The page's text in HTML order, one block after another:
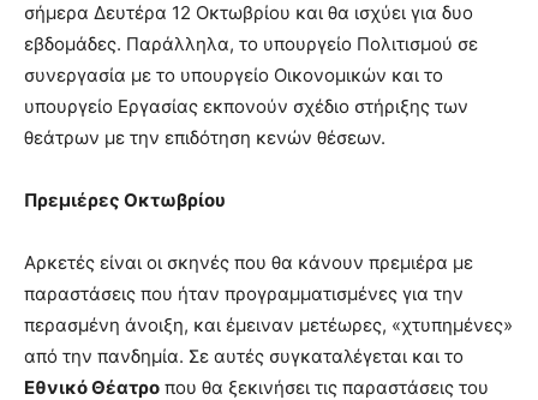
σήμερα Δευτέρα 12 Οκτωβρίου και θα ισχύει για δυο
εβδομάδες. Παράλληλα, το υπουργείο Πολιτισμού σε
συνεργασία με το υπουργείο Οικονομικών και το
υπουργείο Εργασίας εκπονούν σχέδιο στήριξης των
θεάτρων με την επιδότηση κενών θέσεων.
Πρεμιέρες Οκτωβρίου
Αρκετές είναι οι σκηνές που θα κάνουν πρεμιέρα με
παραστάσεις που ήταν προγραμματισμένες για την
περασμένη άνοιξη, και έμειναν μετέωρες, «χτυπημένες»
από την πανδημία. Σε αυτές συγκαταλέγεται και το
Εθνικό Θέατρο που θα ξεκινήσει τις παραστάσεις του